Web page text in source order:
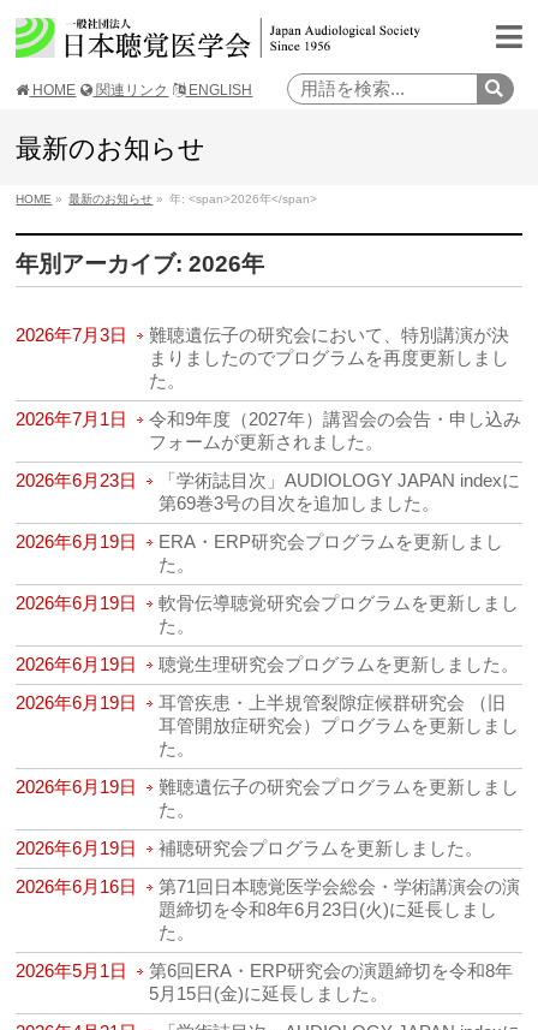
HOME 関連リンク ENGLISH
最新のお知らせ
HOME » 最新のお知らせ » 年: <span>2026年</span>
年別アーカイブ: 2026年
2026年7月3日
難聴遺伝子の研究会において、特別講演が決
まりましたのでプログラムを再度更新しまし
た。
2026年7月1日
令和9年度（2027年）講習会の会告・申し込み
フォームが更新されました。
2026年6月23日
「学術誌目次」AUDIOLOGY JAPAN indexに
第69巻3号の目次を追加しました。
2026年6月19日
ERA・ERP研究会プログラムを更新しまし
た。
2026年6月19日
軟骨伝導聴覚研究会プログラムを更新しまし
た。
2026年6月19日
聴覚生理研究会プログラムを更新しました。
2026年6月19日
耳管疾患・上半規管裂隙症候群研究会 （旧
耳管開放症研究会）プログラムを更新しまし
た。
2026年6月19日
難聴遺伝子の研究会プログラムを更新しまし
た。
2026年6月19日
補聴研究会プログラムを更新しました。
2026年6月16日
第71回日本聴覚医学会総会・学術講演会の演
題締切を令和8年6月23日(火)に延長しまし
た。
2026年5月1日
第6回ERA・ERP研究会の演題締切を令和8年
5月15日(金)に延長しました。